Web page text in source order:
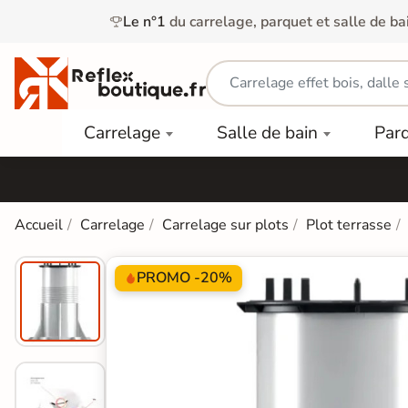
Le n°1 du carrelage, parquet et salle de
Carrelage
Carrelage
Extérieur
Dalle
Terrasse
Sur Plot
Carrelage
Salle de
Bain
Colle &
Finition
Salle de bain
Douche
Baignoires
et Balnéos
WC
Carrelage
Salle de
Bain
Contrecollé
PAR
COULEUR
Stratifié
Bois
clair
TYPE
PVC
Dalles
PVC
Lames
Accueil Carrelage Carrelage sur plots Plot terrasse
PROMO -20%